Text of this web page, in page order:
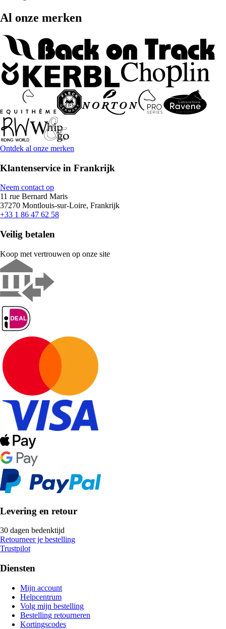
Al onze merken
Ontdek al onze merken
Klantenservice in Frankrijk
Neem contact op
11 rue Bernard Maris
37270 Montlouis-sur-Loire, Frankrijk
+33 1 86 47 62 58
Veilig betalen
Koop met vertrouwen op onze site
Levering en retour
30 dagen bedenktijd
Retourneer je bestelling
Trustpilot
Diensten
Mijn account
Helpcentrum
Volg mijn bestelling
Bestelling retourneren
Kortingscodes